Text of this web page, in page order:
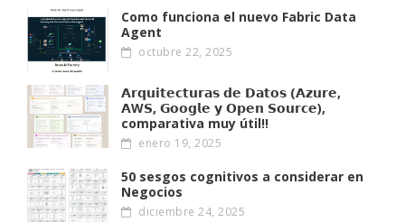
Como funciona el nuevo Fabric Data
Agent
octubre 22, 2025
𝗔𝗿𝗾𝘂𝗶𝘁𝗲𝗰𝘁𝘂𝗿𝗮𝘀 𝗱𝗲 𝗗𝗮𝘁𝗼𝘀 (𝗔𝘇𝘂𝗿𝗲,
𝗔W𝗦, 𝗚𝗼𝗼𝗴𝗹𝗲 𝘆 𝗢𝗽𝗲𝗻 𝗦𝗼𝘂𝗿𝗰𝗲),
comparativa muy útil!!
enero 19, 2025
50 sesgos cognitivos a considerar en
Negocios
diciembre 24, 2025